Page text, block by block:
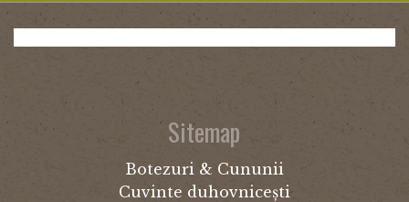
Sitemap
Botezuri & Cununii
Cuvinte duhovnicești